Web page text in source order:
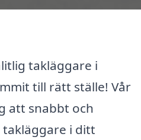
takläggare i
till rätt ställe! Vår
att snabbt och
i ditt